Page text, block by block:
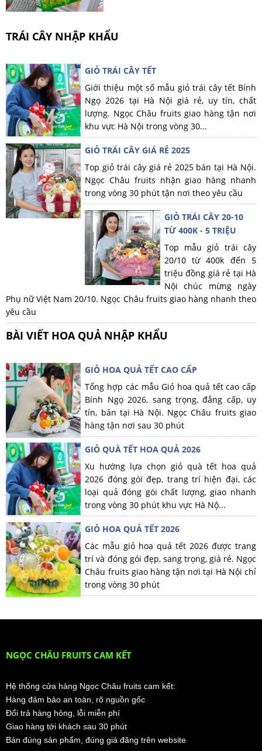
TRÁI CÂY NHẬP KHẨU
GIỎ TRÁI CÂY TẾT
Giới thiệu một số mẫu giỏ trái cây tết Bính
Ngọ 2026 tại Hà Nội giá rẻ, uy tín, chất
lượng. Ngọc Châu fruits giao hàng tận nơi
khu vực Hà Nội trong vòng 30...
GIỎ TRÁI CÂY GIÁ RẺ 2025
Top giỏ trái cây giá rẻ 2025 bán tại Hà Nội.
Ngọc Châu fruits nhận giao hàng nhanh
trong vòng 30 phút tận nơi theo yêu cầu
GIỎ TRÁI CÂY 20-10
TỪ 400K - 5 TRIỆU
Top mẫu giỏ trái cây
20/10 từ 400k đến 5
triệu đồng giá rẻ tại Hà
Nội chúc mừng ngày
Phụ nữ Việt Nam 20/10. Ngọc Châu fruits giao hàng nhanh theo
yêu cầu
BÀI VIẾT HOA QUẢ NHẬP KHẨU
GIỎ HOA QUẢ TẾT CAO CẤP
Tổng hợp các mẫu Giỏ hoa quả tết cao cấp
Bính Ngọ 2026, sang trọng, đẳng cấp, uy
tín, bán tại Hà Nội. Ngọc Châu fruits giao
hàng tận nơi sau 30 phút
GIỎ QUÀ TẾT HOA QUẢ 2026
Xu hướng lựa chọn giỏ quà tết hoa quả
2026 đóng gói đẹp, trang trí hiện đại, các
loại quả đóng gói chất lượng, giao nhanh
trong vòng 30 phút khu vực Hà Nộ...
GIỎ HOA QUẢ TẾT 2026
Các mẫu giỏ hoa quả tết 2026 được trang
trí và đóng gói đẹp, sang trọng, giá rẻ. Ngọc
Châu fruits giao hàng tận nơi tại Hà Nội chỉ
trong vòng 30 phút
NGỌC CHÂU FRUITS CAM KẾT
Hệ thống cửa hàng Ngọc Châu fruits cam kết:
Hàng đảm bảo an toàn, rõ nguồn gốc
Đổi trả hàng hỏng, lỗi miễn phí
Giao hàng tới khách sau 30 phút
Bán đúng sản phẩm, đúng giá đăng trên website